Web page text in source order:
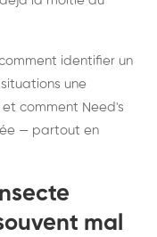
identifier un
une
comment Need's
— partout en
mal